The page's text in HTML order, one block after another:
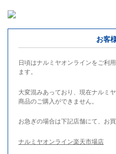
お客
日頃はナルミヤオンラインをご利
ます。
大変混みあっており、現在ナルミ
商品のご購入ができません。
お急ぎの場合は下記店舗にて、お買
ナルミヤオンライン楽天市場店